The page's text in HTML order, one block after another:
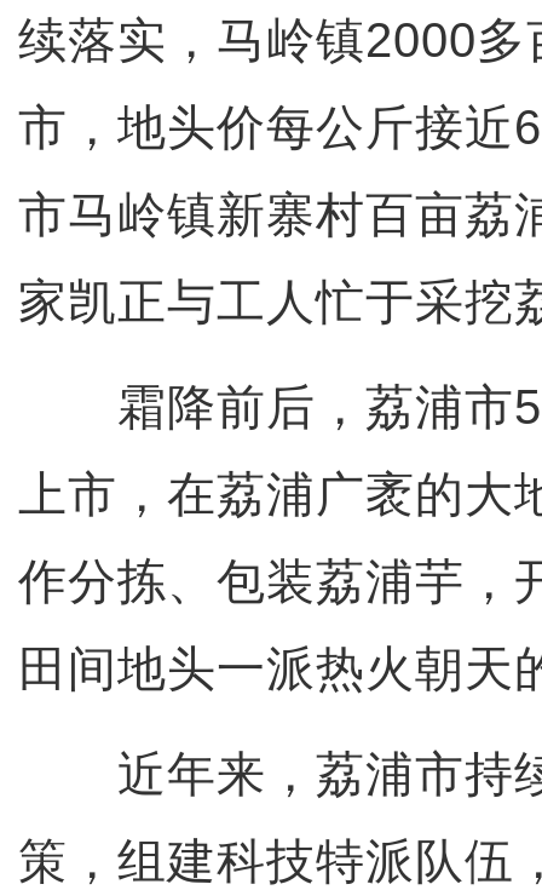
续落实，马岭镇2000
市，地头价每公斤接近
市马岭镇新寨村百亩荔
家凯正与工人忙于采挖
霜降前后，荔浦市5
上市，在荔浦广袤的
作分拣、包装荔浦芋，
田间地头一派热火朝天
近年来，荔浦市持
策，组建科技特派队伍